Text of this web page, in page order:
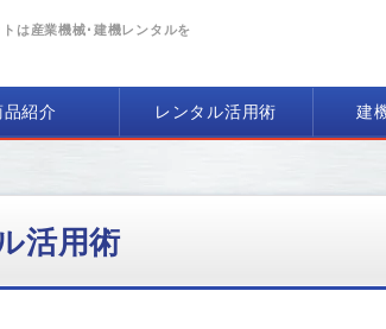
は産業機械･建機レンタルを
品紹介 レンタル活用術 建
活用術